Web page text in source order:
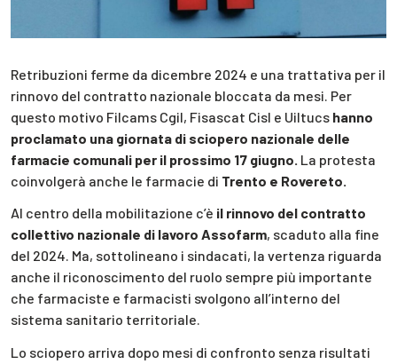
Retribuzioni ferme da dicembre 2024 e una trattativa per il
rinnovo del contratto nazionale bloccata da mesi. Per
questo motivo Filcams Cgil, Fisascat Cisl e Uiltucs hanno
proclamato una giornata di sciopero nazionale delle
farmacie comunali per il prossimo 17 giugno. La protesta
coinvolgerà anche le farmacie di Trento e Rovereto.
Al centro della mobilitazione c’è il rinnovo del contratto
collettivo nazionale di lavoro Assofarm, scaduto alla fine
del 2024. Ma, sottolineano i sindacati, la vertenza riguarda
anche il riconoscimento del ruolo sempre più importante
che farmaciste e farmacisti svolgono all’interno del
sistema sanitario territoriale.
Lo sciopero arriva dopo mesi di confronto senza risultati